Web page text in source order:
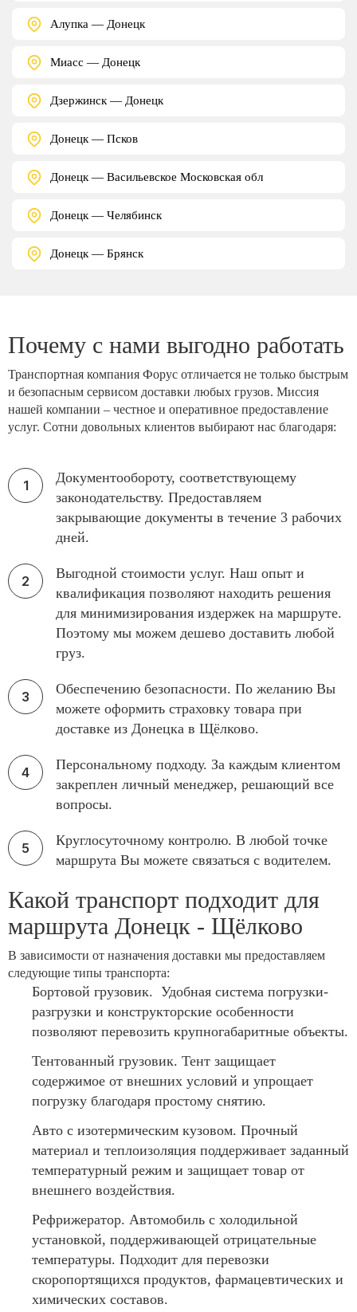
Алупка — Донецк
Миасс — Донецк
Дзержинск — Донецк
Донецк — Псков
Донецк — Васильевское Московская обл
Донецк — Челябинск
Донецк — Брянск
Почему с нами выгодно работать
Транспортная компания Форус отличается не только быстрым
и безопасным сервисом доставки любых грузов. Миссия
нашей компании – честное и оперативное предоставление
услуг. Сотни довольных клиентов выбирают нас благодаря:
Документообороту, соответствующему
законодательству. Предоставляем
закрывающие документы в течение 3 рабочих
дней.
Выгодной стоимости услуг. Наш опыт и
квалификация позволяют находить решения
для минимизирования издержек на маршруте.
Поэтому мы можем дешево доставить любой
груз.
Обеспечению безопасности. По желанию Вы
можете оформить страховку товара при
доставке из Донецка в Щёлково.
Персональному подходу. За каждым клиентом
закреплен личный менеджер, решающий все
вопросы.
Круглосуточному контролю. В любой точке
маршрута Вы можете связаться с водителем.
Какой транспорт подходит для
маршрута Донецк - Щёлково
В зависимости от назначения доставки мы предоставляем
следующие типы транспорта:
Бортовой грузовик. Удобная система погрузки-
разгрузки и конструкторские особенности
позволяют перевозить крупногабаритные объекты.
Тентованный грузовик. Тент защищает
содержимое от внешних условий и упрощает
погрузку благодаря простому снятию.
Авто с изотермическим кузовом. Прочный
материал и теплоизоляция поддерживает заданный
температурный режим и защищает товар от
внешнего воздействия.
Рефрижератор. Автомобиль с холодильной
установкой, поддерживающей отрицательные
температуры. Подходит для перевозки
скоропортящихся продуктов, фармацевтических и
химических составов.